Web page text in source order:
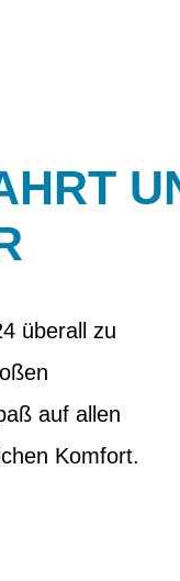
überall zu
auf allen
Komfort.